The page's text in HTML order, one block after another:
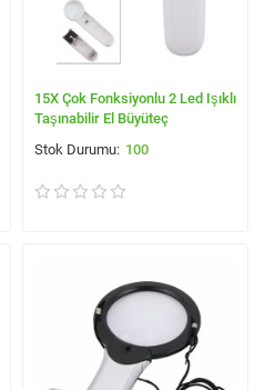
15X Çok Fonksiyonlu 2 Led Işıklı
Taşınabilir El Büyüteç
100